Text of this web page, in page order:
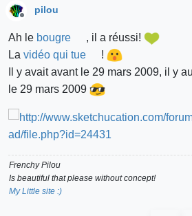
pilou
Ah le bougre
, il a réussi!
La vidéo qui tue
!
Il y avait avant le 29 mars 2009, il y
le 29 mars 2009
Frenchy Pilou
Is beautiful that please without concept!
My Little site :)